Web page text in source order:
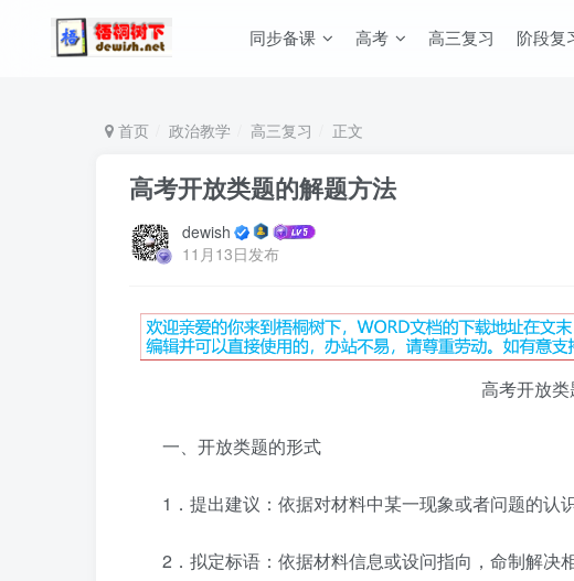
同步备课 高考 高三复习 阶段复
首页 政治教学 高三复习 正文
高考开放类题的解题方法
dewish
11月13日发布
高考开放
一、开放类题的形式
1．提出建议：依据对材料中某一现象或者问题的认
2．拟定标语：依据材料信息或设问指向，命制解